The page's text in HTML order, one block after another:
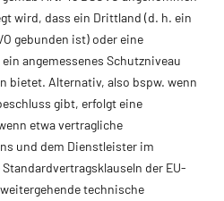
wird, dass ein Drittland (d. h. ein
gebunden ist) oder eine
angemessenes Schutzniveau
bietet. Alternativ, also bspw. wenn
gibt, erfolgt eine
etwa vertragliche
und dem Dienstleister im
der EU-
technische